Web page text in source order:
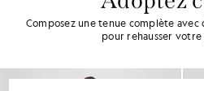
Composez une tenue complète avec
pour rehausser